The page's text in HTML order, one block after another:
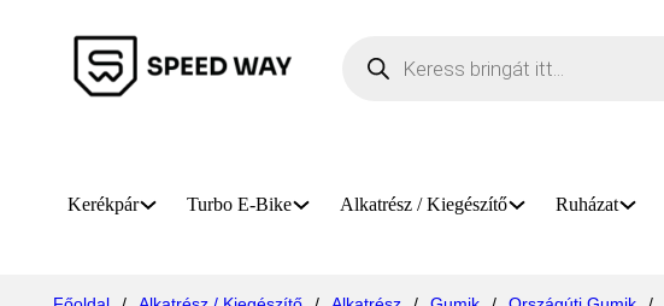
Kerékpár Turbo E-Bike Alkatrész / Kiegészítő Ruházat